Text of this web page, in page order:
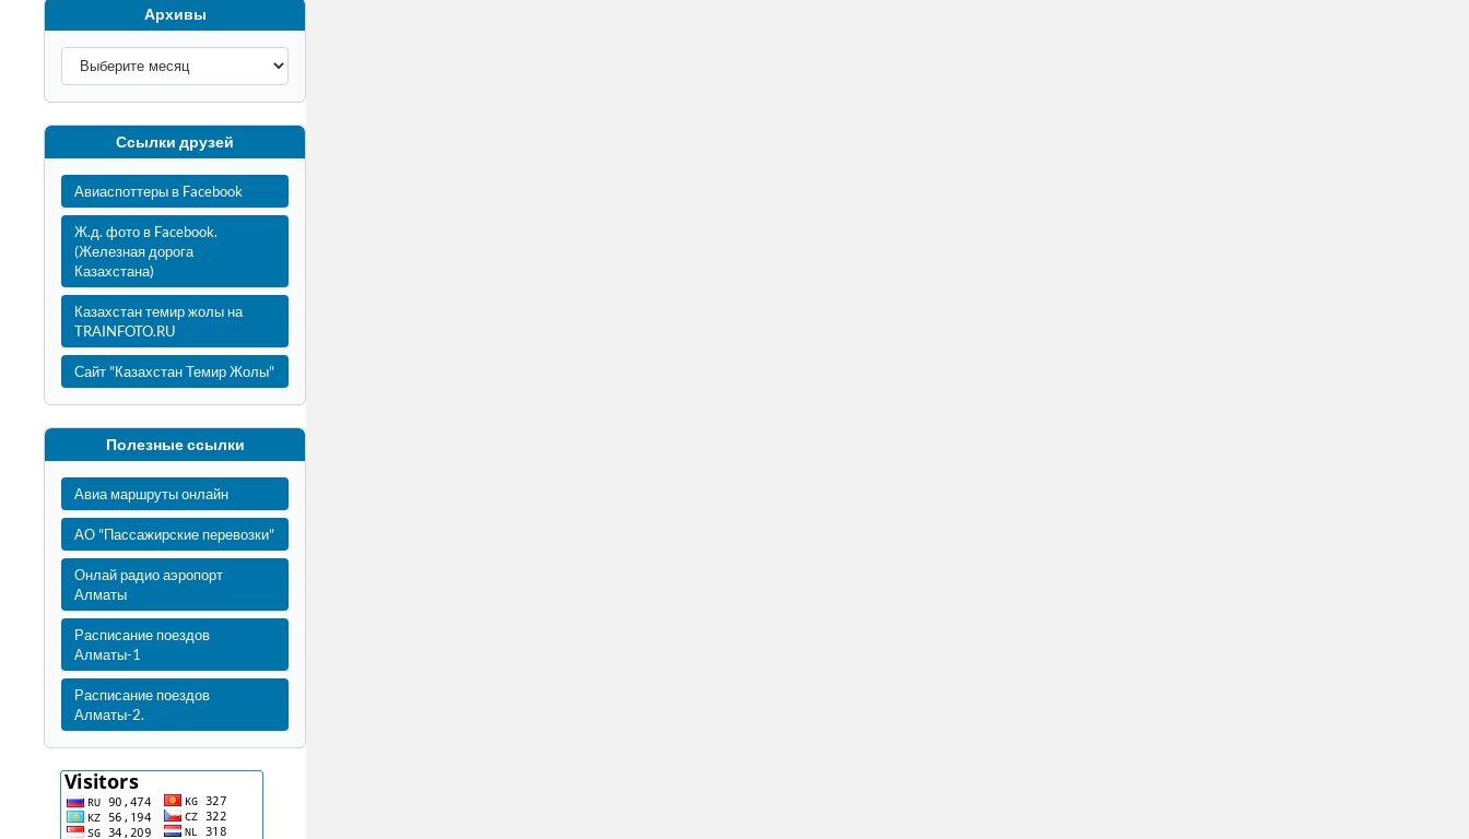
Архивы
Ссылки друзей
Авиаспоттеры в Facebook
Ж.д. фото в Facebook.
(Железная дорога
Казахстана)
Казахстан темир жолы на
TRAINFOTO.RU
Сайт "Казахстан Темир Жолы"
Полезные ссылки
Авиа маршруты онлайн
АО "Пассажирские перевозки"
Онлай радио аэропорт
Алматы
Расписание поездов
Алматы-1
Расписание поездов
Алматы-2.